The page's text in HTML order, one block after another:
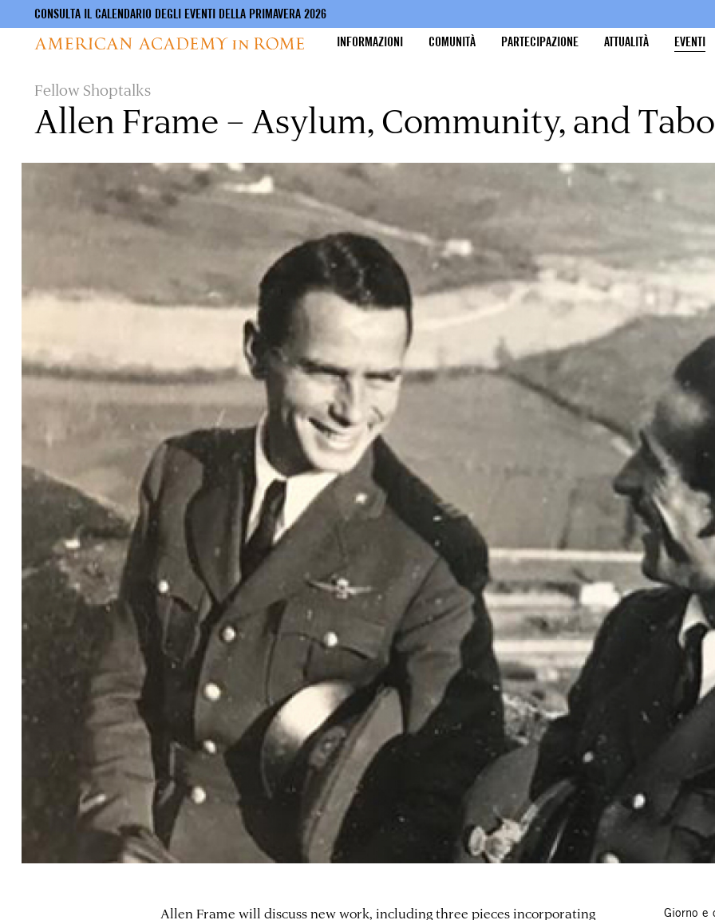
contenuto
principale
CONSULTA IL CALENDARIO DEGLI EVENTI DELLA PRIMAVERA 2026
INFORMAZIONI
COMUNITÀ PARTECIPAZIONE ATTUALITÀ EVENTI
Fellow Shoptalks
Allen Frame – Asylum, Community, and
Allen Frame will discuss new work, including three pieces incorporating
Giorno e